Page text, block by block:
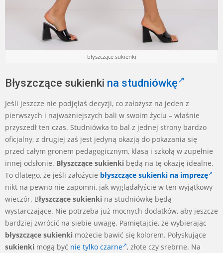
błyszczące sukienki
Błyszczące sukienki na studniówkę
Jeśli jeszcze nie podjęłaś decyzji, co założysz na jeden z
pierwszych i najważniejszych bali w swoim życiu – właśnie
przyszedł ten czas. Studniówka to bal z jednej strony bardzo
oficjalny, z drugiej zaś jest jedyną okazją do pokazania się
przed całym gronem pedagogicznym, klasą i szkołą w zupełnie
innej odsłonie. Błyszczące sukienki będą na tę okazję idealne.
To dlatego, że jeśli założycie błyszczące sukienki na imprezę
nikt na pewno nie zapomni, jak wyglądałyście w ten wyjątkowy
wieczór. Błyszczące sukienki na studniówkę będą
wystarczające. Nie potrzeba już mocnych dodatków, aby jeszcze
bardziej zwrócić na siebie uwagę. Pamiętajcie, że wybierając
błyszczące sukienki możecie bawić się kolorem. Połyskujące
sukienki mogą być nie tylko czarne , złote czy srebrne. Na